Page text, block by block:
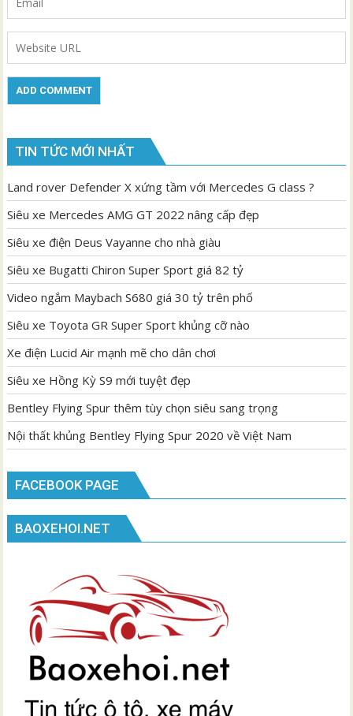
TIN TỨC MỚI NHẤT
Land rover Defender X xứng tầm với Mercedes G class ?
Siêu xe Mercedes AMG GT 2022 nâng cấp đẹp
Siêu xe điện Deus Vayanne cho nhà giàu
Siêu xe Bugatti Chiron Super Sport giá 82 tỷ
Video ngắm Maybach S680 giá 30 tỷ trên phố
Siêu xe Toyota GR Super Sport khủng cỡ nào
Xe điện Lucid Air mạnh mẽ cho dân chơi
Siêu xe Hồng Kỳ S9 mới tuyệt đẹp
Bentley Flying Spur thêm tùy chọn siêu sang trọng
Nội thất khủng Bentley Flying Spur 2020 về Việt Nam
FACEBOOK PAGE
BAOXEHOI.NET